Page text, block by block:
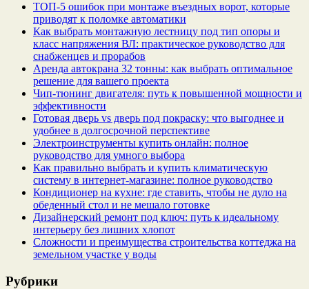
ТОП-5 ошибок при монтаже въездных ворот, которые
приводят к поломке автоматики
Как выбрать монтажную лестницу под тип опоры и
класс напряжения ВЛ: практическое руководство для
снабженцев и прорабов
Аренда автокрана 32 тонны: как выбрать оптимальное
решение для вашего проекта
Чип‑тюнинг двигателя: путь к повышенной мощности и
эффективности
Готовая дверь vs дверь под покраску: что выгоднее и
удобнее в долгосрочной перспективе
Электроинструменты купить онлайн: полное
руководство для умного выбора
Как правильно выбрать и купить климатическую
систему в интернет‑магазине: полное руководство
Кондиционер на кухне: где ставить, чтобы не дуло на
обеденный стол и не мешало готовке
Дизайнерский ремонт под ключ: путь к идеальному
интерьеру без лишних хлопот
Сложности и преимущества строительства коттеджа на
земельном участке у воды
Рубрики